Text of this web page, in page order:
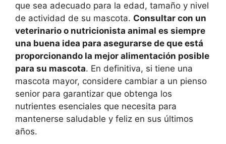
que sea adecuado para la edad, tamaño y nivel
de actividad de su mascota. Consultar con un
veterinario o nutricionista animal es siempre
una buena idea para asegurarse de que está
proporcionando la mejor alimentación posible
para su mascota. En definitiva, si tiene una
mascota mayor, considere cambiar a un pienso
senior para garantizar que obtenga los
nutrientes esenciales que necesita para
mantenerse saludable y feliz en sus últimos
años.